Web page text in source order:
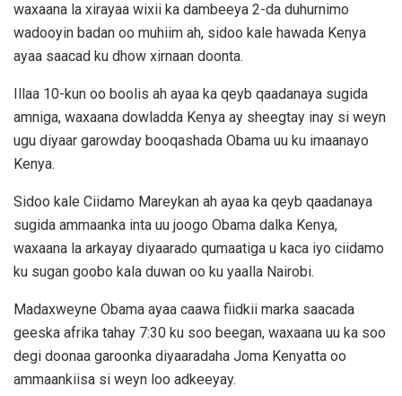
waxaana la xirayaa wixii ka dambeeya 2-da duhurnimo
wadooyin badan oo muhiim ah, sidoo kale hawada Kenya
ayaa saacad ku dhow xirnaan doonta.
Illaa 10-kun oo boolis ah ayaa ka qeyb qaadanaya sugida
amniga, waxaana dowladda Kenya ay sheegtay inay si weyn
ugu diyaar garowday booqashada Obama uu ku imaanayo
Kenya.
Sidoo kale Ciidamo Mareykan ah ayaa ka qeyb qaadanaya
sugida ammaanka inta uu joogo Obama dalka Kenya,
waxaana la arkayay diyaarado qumaatiga u kaca iyo ciidamo
ku sugan goobo kala duwan oo ku yaalla Nairobi.
Madaxweyne Obama ayaa caawa fiidkii marka saacada
geeska afrika tahay 7:30 ku soo beegan, waxaana uu ka soo
degi doonaa garoonka diyaaradaha Joma Kenyatta oo
ammaankiisa si weyn loo adkeeyay.